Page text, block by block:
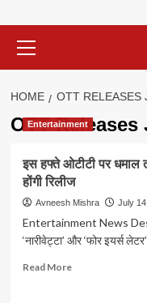
Menu
HOME OTT RELEASES
OTT Releases
Entertainment
इस हफ्ते ओटीटी पर
होंगी रिलीज
Avneesh Mishra July
Entertainment News
‘नारीवेट्टा’ और ‘फोर इयर्स
Read MoreRead